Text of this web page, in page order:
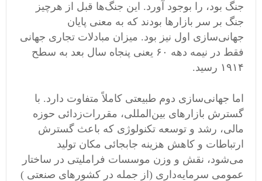
جنگ بود، را بوجود آورد. این جنگ‌ها قبل از هرچیز
جنگ بر سر بازار‌ها بودند که به معنی پایان
جهانی‌سازی اول نیز بود. میزان مبادلات تجاری جهانی
فقط در نیمه دهه ۶۰ یعنی پنجاه سال بعد به سطح
۱۹۱۴ رسید.
اما جهانی‌سازی دوم طبیعتی کاملاً متفاوت دارد. با
گسترش بازار‌های بین‌المللی، مقررات‌زدائی حوزه
مالی، رشد و توسعه تکنولوژی که باعث گسترش
ارتباطات و کاهش هزینه جابجائی مکان تولید
می‌شود، نقش و وزن موسسات فراملیتی در ساختار
عمومی ‌سرمایه‌داری (از جمله در کشورهای صنعتی )